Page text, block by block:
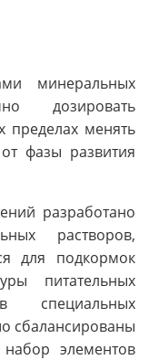
минеральных
дозировать
пределах менять
фазы развития
разработано
растворов,
для подкормок
питательных
специальных
сбалансированы
элементов